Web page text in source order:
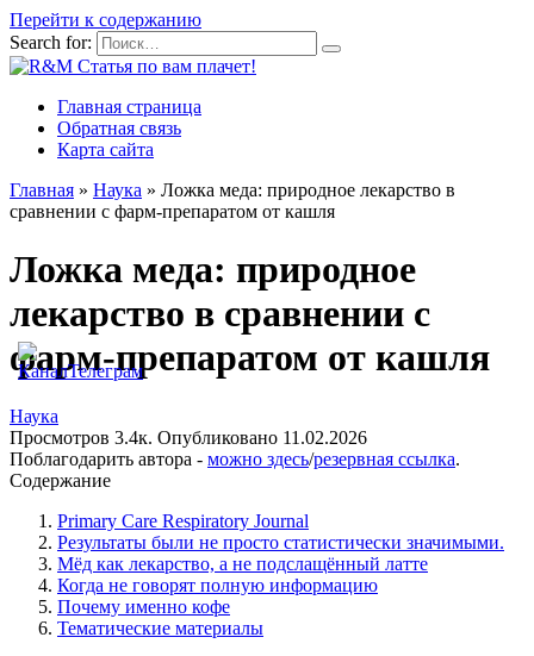
Перейти к содержанию
Search for:
Главная страница
Обратная связь
Карта сайта
Главная » Наука » Ложка меда: природное лекарство в
сравнении с фарм-препаратом от кашля
Ложка меда: природное
лекарство в сравнении с
фарм-препаратом от кашля
Наука
Просмотров 3.4к. Опубликовано 11.02.2026
Поблагодарить автора - можно здесь/резервная ссылка.
Содержание
Primary Care Respiratory Journal
Результаты были не просто статистически значимыми.
Мёд как лекарство, а не подслащённый латте
Когда не говорят полную информацию
Почему именно кофе
Тематические материалы